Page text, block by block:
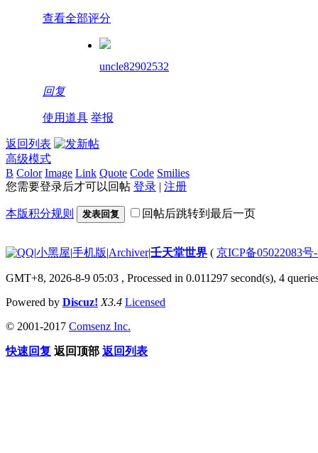
查看全部评分
uncle82902532
回复
使用道具 举报
返回列表
高级模式
B Color Image Link Quote Code Smilies
您需要登录后才可以回帖 登录 | 注册
本版积分规则 发表回复 回帖后跳转到最后一页
|小黑屋|手机版|Archiver|壬天堂世界 ( 京ICP备05022083号
GMT+8, 2026-8-9 05:03 , Processed in 0.011297 second(s), 4
Powered by Discuz! X3.4 Licensed
© 2001-2017 Comsenz Inc.
快速回复 返回顶部 返回列表